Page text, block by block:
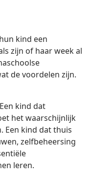
kind een
zijn of haar week al
de voordelen zijn.
Een kind dat
het waarschijnlijk
Een kind dat thuis
zelfbeheersing
leren.